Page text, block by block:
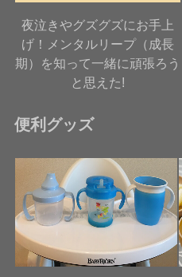
夜泣きやグズグズにお手上
げ！メンタルリープ（成長
期）を知って一緒に頑張ろう
と思えた!
便利グッズ